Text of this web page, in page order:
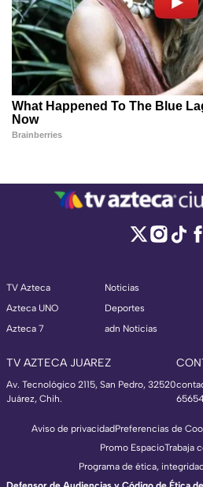
TV Azteca
Azteca UNO
Azteca 7
Noticias
Deportes
adn Noticias
TV AZTECA JUAREZ
Av. Tecnológico 2115, San Pedro, 32520
Juárez, Chih.
Aviso de privacidadPreferencias de
Promo EspacioTrabaja
Programa de ética,